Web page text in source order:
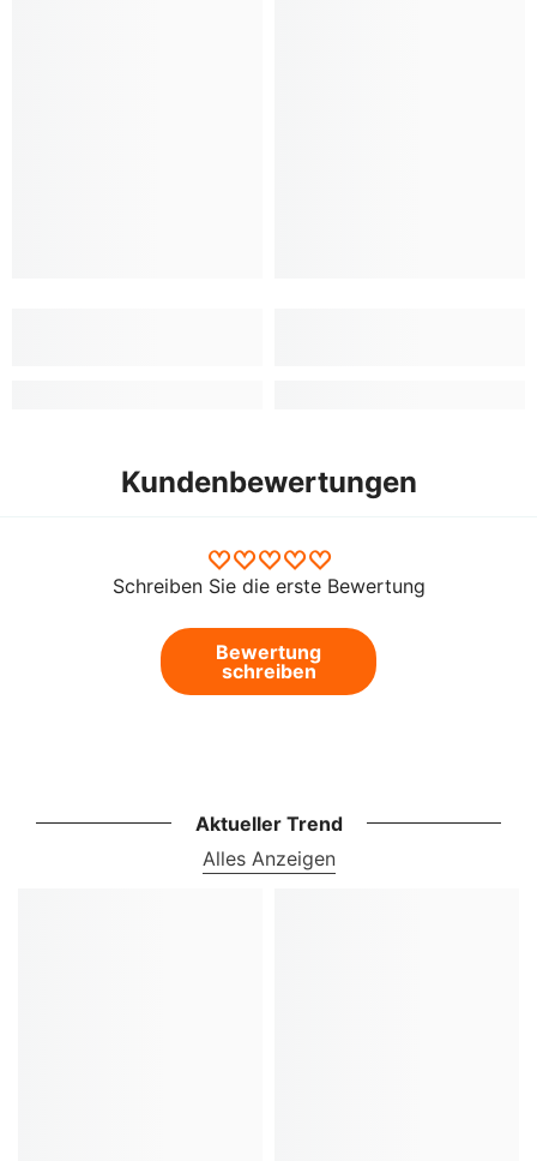
Kundenbewertungen
Schreiben Sie die erste Bewertung
Bewertung
schreiben
Aktueller Trend
Alles Anzeigen